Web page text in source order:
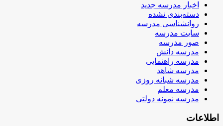
اخبار مدرسه جدید
دسته‌بندی نشده
روانشناسی مدرسه
سایت مدرسه
صور مدرسه
مدرسه دانش
مدرسه راهنمایی
مدرسه شاهد
مدرسه شبانه روزی
مدرسه معلم
مدرسه نمونه دولتی
اطلاعات